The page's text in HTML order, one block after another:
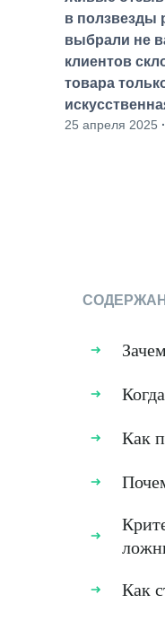
в ползвезды
выбрали не
клиентов
товара
25 апреля 2025 ·
Как
Как